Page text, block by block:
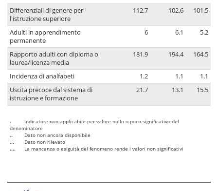
Differenziali di genere per
l'istruzione superiore
112.7 102.6 101.5
Adulti in apprendimento
permanente
6 6.1 5.2
Rapporto adulti con diploma o
laurea/licenza media
181.9 194.4 164.5
Incidenza di analfabeti 1.2 1.1
1.1
Uscita precoce dal sistema di
istruzione e formazione
21.7 13.1 15.5
-
Indicatore non applicabile per valore nullo o poco significativo del
denominatore
..
Dato non ancora disponibile
...
Dato non rilevato
....
La mancanza o esiguità del fenomeno rende i valori non significativi